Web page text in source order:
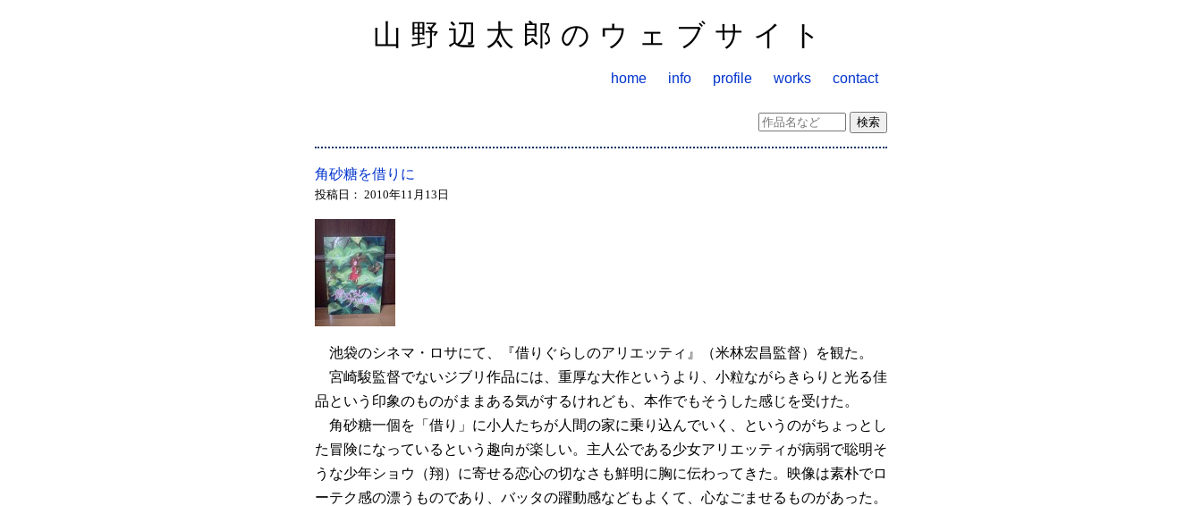
山野辺太郎のウェブサイト
home info profile works contact
角砂糖を借りに
投稿日： 2010年11月13日
池袋のシネマ・ロサにて、『借りぐらしのアリエッティ』（米林宏昌監督）を観た。
宮崎駿監督でないジブリ作品には、重厚な大作というより、小粒ながらきらりと光る佳
品という印象のものがままある気がするけれども、本作でもそうした感じを受けた。
角砂糖一個を「借り」に小人たちが人間の家に乗り込んでいく、というのがちょっとし
た冒険になっているという趣向が楽しい。主人公である少女アリエッティが病弱で聡明そ
うな少年ショウ（翔）に寄せる恋心の切なさも鮮明に胸に伝わってきた。映像は素朴でロ
ーテク感の漂うものであり、バッタの躍動感などもよくて、心なごませるものがあった。